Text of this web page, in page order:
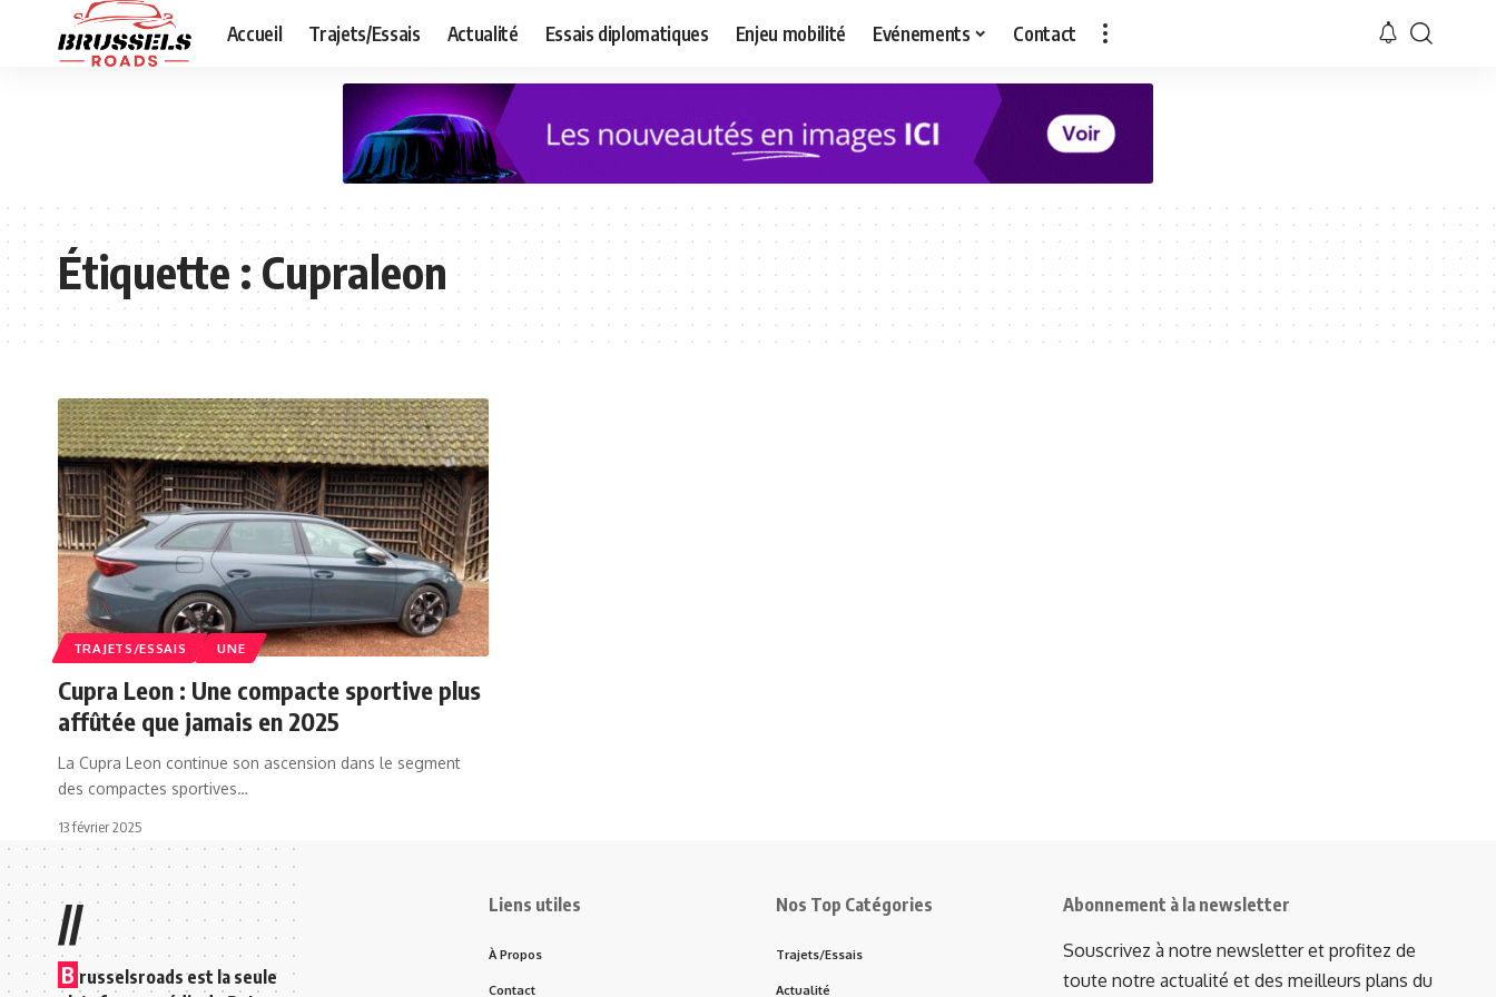
Accueil Trajets/Essais Actualité Essais diplomatiques Enjeu mobilité Evénements Contact
Étiquette :Cupraleon
TRAJETS/ESSAIS UNE
Cupra Leon : Une compacte sportive plus
affûtée que jamais en 2025
La Cupra Leon continue son ascension dans le segment
des compactes sportives…
13 février 2025
//
B russelsroads est la seule
Liens utiles
À Propos
Contact
Nos Top Catégories
Trajets/Essais
Actualité
Abonnement à la newsletter
Souscrivez à notre newsletter et profitez de
toute notre actualité et des meilleurs plans du